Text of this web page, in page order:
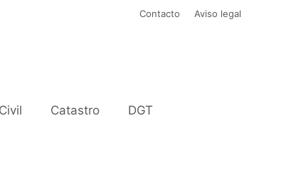
Contacto Aviso legal
Catastro DGT